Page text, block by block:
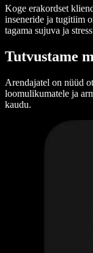
Koge erakordset
inseneride ja tugitiim
tagama sujuva ja
Tutvustame
Arendajatel on nüüd
loomulikumatele ja
kaudu.